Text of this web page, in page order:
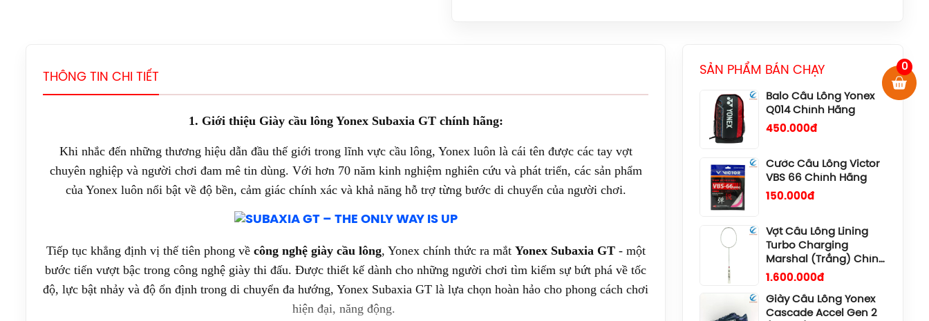
THÔNG TIN CHI TIẾT
1. Giới thiệu Giày cầu lông Yonex Subaxia GT chính hãng:
Khi nhắc đến những thương hiệu dẫn đầu thế giới trong lĩnh vực cầu lông, Yonex luôn là cái tên được các tay vợt
chuyên nghiệp và người chơi đam mê tin dùng. Với hơn 70 năm kinh nghiệm nghiên cứu và phát triển, các sản phẩm
của Yonex luôn nổi bật về độ bền, cảm giác chính xác và khả năng hỗ trợ từng bước di chuyển của người chơi.
Tiếp tục khẳng định vị thế tiên phong về công nghệ giày cầu lông, Yonex chính thức ra mắt Yonex Subaxia GT- một
bước tiến vượt bậc trong công nghệ giày thi đấu. Được thiết kế dành cho những người chơi tìm kiếm sự bứt phá về tốc
độ, lực bật nhảy và độ ổn định trong di chuyển đa hướng, Yonex Subaxia GT là lựa chọn hoàn hảo cho phong cách chơi
hiện đại, năng động.
SẢN PHẨM BÁN CHẠY
450.000đ
Cước Cầu Lông Victor
VBS 66 Chính Hãng
150.000đ
Vợt Cầu Lông Lining
Turbo Charging
Marshal (Trắng) Chính
Giày Cầu Lông Yonex
Cascade Accel Gen 2
(Purple) New 2026
Chính Hãng
1.900.000đ
Giày Cầu Lông Yonex
Cascade Accel Gen 2
0